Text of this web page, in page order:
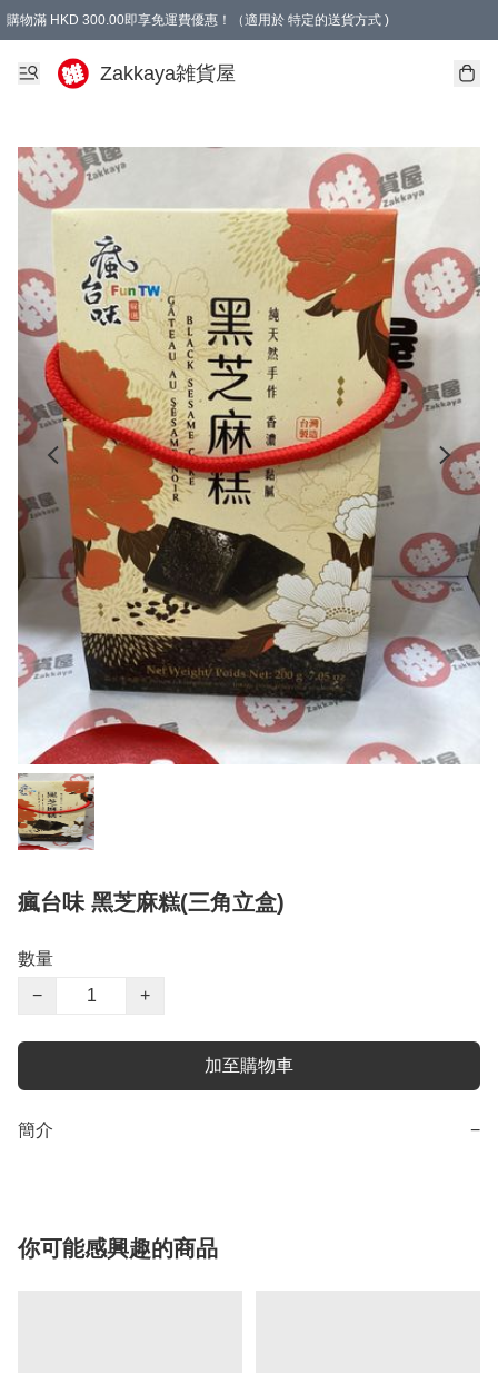
購物滿 HKD 300.00即享免運費優惠！（適用於 特定的送貨方式 )
Zakkaya雑貨屋
瘋台味 黑芝麻糕(三角立盒)
數量
−
+
加至購物車
簡介 −
你可能感興趣的商品